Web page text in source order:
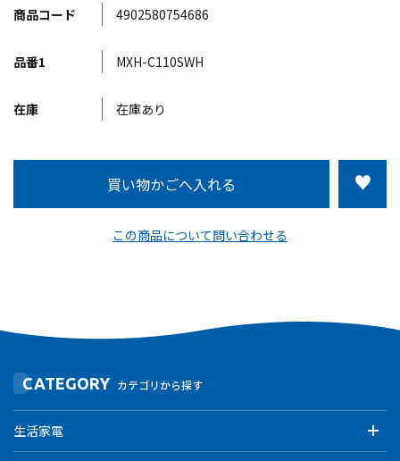
商品コード 4902580754686
品番1 MXH-C110SWH
在庫 在庫あり
この商品について問い合わせる
CATEGORY カテゴリから探す
生活家電